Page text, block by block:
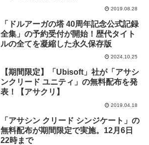
2019.08.28
「ドルアーガの塔 40周年記念公式記録
全集」の予約受付が開始！歴代タイト
ルの全てを凝縮した永久保存版
2024.10.25
【期間限定】「Ubisoft」社が「アサシ
ンクリード ユニティ」の無料配布を発
表！【アサクリ】
2019.04.18
「アサシン クリード シンジケート」の
無料配布が期間限定で実施。12月6日
22時まで